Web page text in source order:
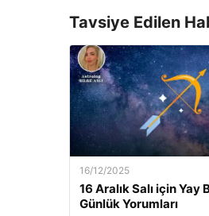
Tavsiye Edilen
16/12/2025
16 Aralık Salı için Yay
Günlük Yorumları